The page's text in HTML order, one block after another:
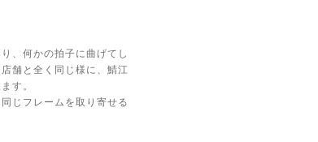
、何かの拍子に曲げてし
舗と全く同じ様に、鯖江
す。
じフレームを取り寄せる